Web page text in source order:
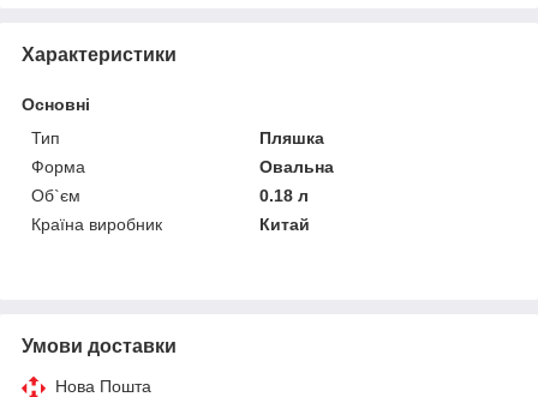
Характеристики
Основні
Тип
Пляшка
Форма
Овальна
Об`єм
0.18 л
Країна виробник
Китай
Умови доставки
Нова Пошта